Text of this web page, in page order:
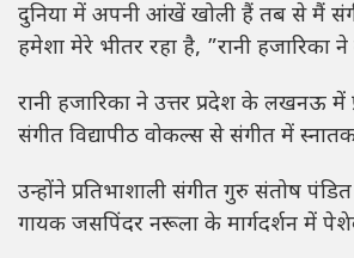
दुनिया में अपनी आंखें खोली हैं तब से मैं
हमेशा मेरे भीतर रहा है, ”रानी हजारिका
रानी हजारिका ने उत्तर प्रदेश के लखनऊ में
संगीत विद्यापीठ वोकल्स से संगीत में
उन्होंने प्रतिभाशाली संगीत गुरु संतोष
गायक जसपिंदर नरूला के मार्गदर्शन में